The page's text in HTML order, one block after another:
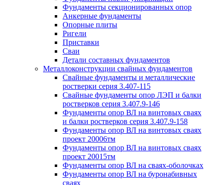
Фундаменты секционированных опор
Анкерные фундаменты
Опорные плиты
Ригели
Приставки
Сваи
Детали составных фундаментов
Металлоконструкции свайных фундаментов
Свайные фундаменты и металлические
ростверки серия 3.407-115
Свайные фундаменты опор ЛЭП и балки
ростверков серия 3.407.9-146
Фундаменты опор ВЛ на винтовых сваях
и балки ростверков серия 3.407.9-158
Фундаменты опор ВЛ на винтовых сваях
проект 20006тм
Фундаменты опор ВЛ на винтовых сваях
проект 20015тм
Фундаменты опор ВЛ на сваях-оболочках
Фундаменты опор ВЛ на буронабивных
сваях